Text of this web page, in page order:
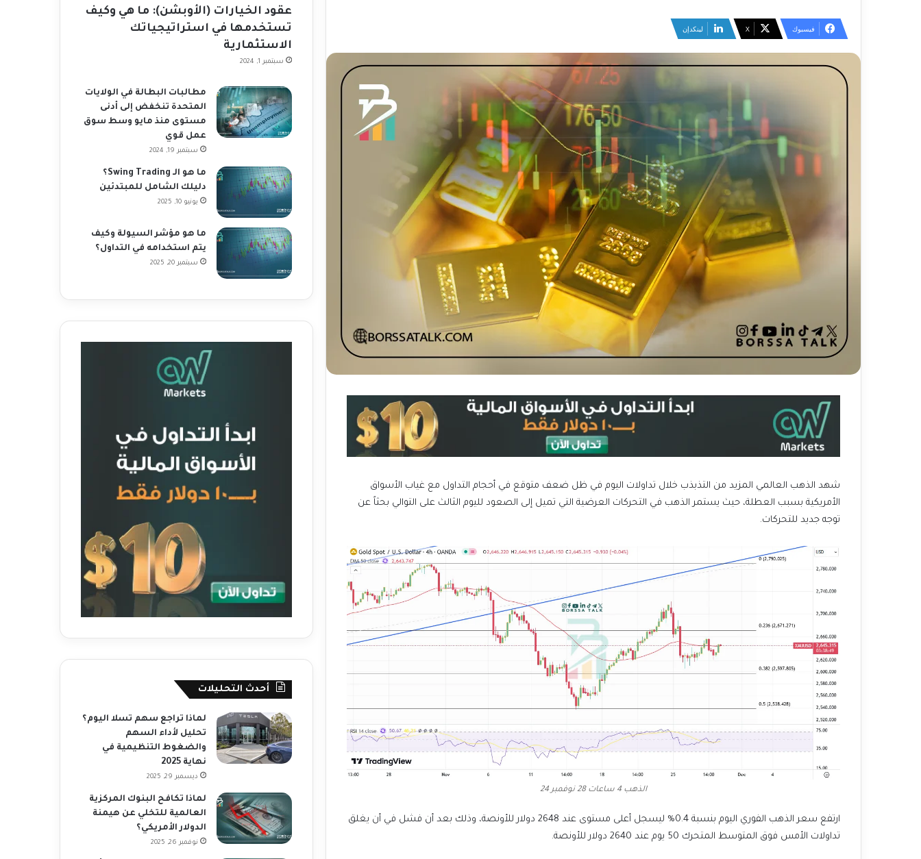
فيسبوك ‫X لينكدإن
شهد الذهب العالمي المزيد من التذبذب خلال تداولات اليوم في ظل ضعف متوقع في أحجام التداول مع غياب الأسواق
الأمريكية بسبب العطلة، حيث يستمر الذهب في التحركات العرضية التي تميل إلى الصعود لليوم الثالث على التوالي بحثاً عن
توجه جديد للتحركات.
الذهب 4 ساعات 28 نوفمبر 24
ارتفع سعر الذهب الفوري اليوم بنسبة 0.4% ليسجل أعلى مستوى عند 2648 دولار للأونصة، وذلك بعد أن فشل في أن يغلق
تداولات الأمس فوق المتوسط المتحرك 50 يوم عند 2640 دولار للأونصة.
عقود الخيارات (الأوبشن): ما هي وكيف
تستخدمها في استراتيجياتك
الاستثمارية
سبتمبر 1, 2024
مطالبات البطالة في الولايات
المتحدة تنخفض إلى أدنى
مستوى منذ مايو وسط سوق
عمل قوي
سبتمبر 19, 2024
ما هو الـ Swing Trading؟
دليلك الشامل للمبتدئين
يونيو 10, 2025
ما هو مؤشر السيولة وكيف
يتم استخدامه في التداول؟
سبتمبر 20, 2025
أحدث التحليلات
لماذا تراجع سهم تسلا اليوم؟
تحليل لأداء السهم
والضغوط التنظيمية في
نهاية 2025
ديسمبر 29, 2025
لماذا تكافح البنوك المركزية
العالمية للتخلي عن هيمنة
الدولار الأمريكي؟
نوفمبر 26, 2025